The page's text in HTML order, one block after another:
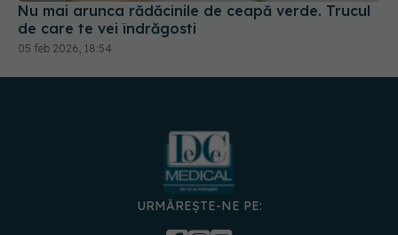
Nu mai arunca rădăcinile de ceapă verde. Trucul
de care te vei îndrăgosti
05 feb 2026, 18:54
URMĂREȘTE-NE PE: